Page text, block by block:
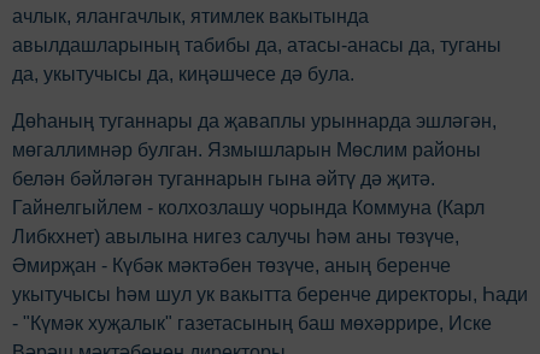
ачлык, ялангачлык, ятимлек вакытында
авылдашларының табибы да, атасы-анасы да, туганы
да, укытучысы да, киңәшчесе дә була.
Дөһаның туганнары да җаваплы урыннарда эшләгән,
мөгаллимнәр булган. Язмышларын Мөслим районы
белән бәйләгән туганнарын гына әйтү дә җитә.
Гайнелгыйлем - колхозлашу чорында Коммуна (Карл
Либкхнет) авылына нигез салучы hәм аны төзүче,
Әмирҗан - Күбәк мәктәбен төзүче, аның беренче
укытучысы hәм шул ук вакытта беренче директоры, Һади
- "Күмәк хуҗалык" газетасының баш мөхәррире, Иске